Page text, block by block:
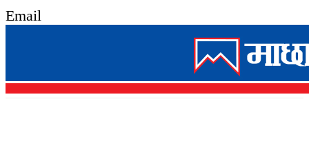
Email